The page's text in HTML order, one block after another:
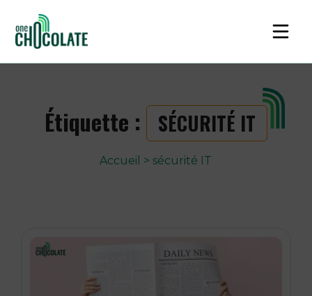
Étiquette : SÉCURITÉ IT
Accueil > sécurité IT